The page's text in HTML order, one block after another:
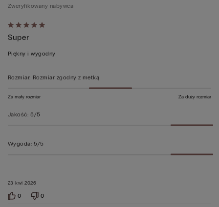
Ocena
5
z
23 kwi 2026
Zweryfikowany nabywca
Super
Piękny i wygodny
Rozmiar: Rozmiar zgodny z metką
Za mały rozmiar Za duży rozmiar
Jakość: 5/5
Wygoda: 5/5
0 0